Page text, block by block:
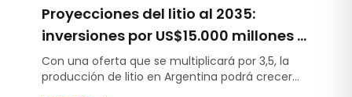
Proyecciones del litio al 2035:
inversiones por US$15.000 millones y
una producción récord de 407.000
toneladas
Con una oferta que se multiplicará por 3,5, la
producción de litio en Argentina podrá crecer
hasta 254% hacia 2035, impulsada por nuevas